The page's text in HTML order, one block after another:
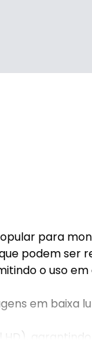
para
podem ser
o uso
em baixa
garantindo